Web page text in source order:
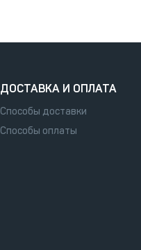
ДОСТАВКА И ОПЛАТА
Способы доставки
Способы оплаты